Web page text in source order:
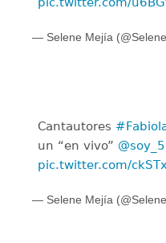
— Selene Mejía
Cantautores
un “en vivo”
pic.twitter.com/
— Selene Mejía